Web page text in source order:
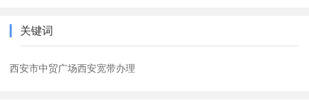
关键词
西安市中贸广场西安宽带办理